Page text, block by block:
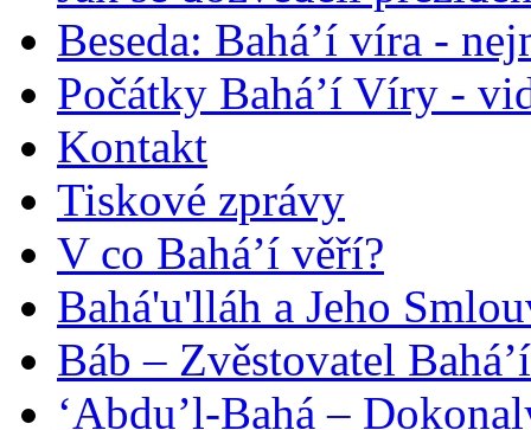
Beseda: Bahá’í víra -
Počátky Bahá’í Víry -
Kontakt
Tiskové zprávy
V co Bahá’í věří?
Bahá'u'lláh a Jeho
Báb – Zvěstovatel
‘Abdu’l-Bahá –